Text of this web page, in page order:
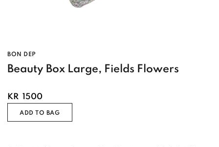
BON DEP
Beauty Box Large, Fields Flowers
KR 1500
ADD TO BAG